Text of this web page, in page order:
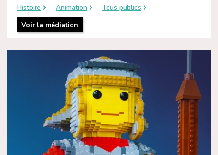
Histoire
Animation
Tous publics
Voir la médiation